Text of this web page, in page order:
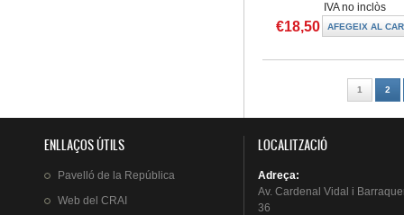
IVA no inclòs
€18,50
1 2
ENLLAÇOS ÚTILS
Pavelló de la República
Web del CRAI
LOCALITZACIÓ
Adreça:
Av. Cardenal Vidal i
36